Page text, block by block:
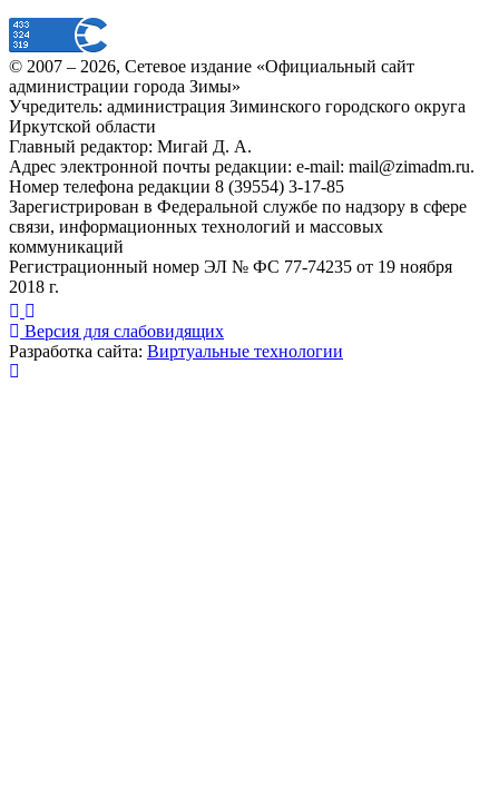
© 2007 – 2026, Сетевое издание «Официальный сайт
администрации города Зимы»
Учредитель: администрация Зиминского городского округа
Иркутской области
Главный редактор: Мигай Д. А.
Адрес электронной почты редакции: e-mail: mail@zimadm.ru.
Номер телефона редакции 8 (39554) 3-17-85
Зарегистрирован в Федеральной службе по надзору в сфере
связи, информационных технологий и массовых
коммуникаций
Регистрационный номер ЭЛ № ФС 77-74235 от 19 ноября
2018 г.
Версия для слабовидящих
Разработка сайта: Виртуальные технологии